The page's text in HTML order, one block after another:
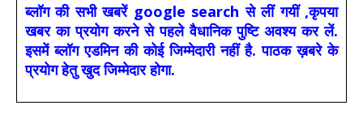
ब्लॉग की सभी खबरें google search से लीं गयीं ,कृपया
खबर का प्रयोग करने से पहले वैधानिक पुष्टि अवश्य कर लें.
इसमें ब्लॉग एडमिन की कोई जिम्मेदारी नहीं है. पाठक ख़बरे के
प्रयोग हेतु खुद जिम्मेदार होगा.